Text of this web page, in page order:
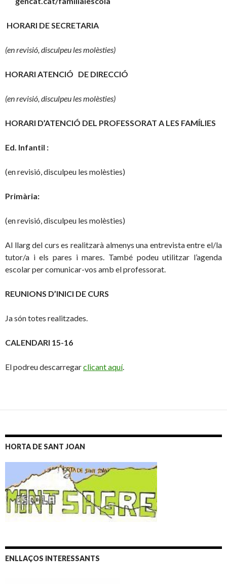
HORARI DE SECRETARIA
(en revisió, disculpeu les molèsties)
HORARI ATENCIÓ DE DIRECCIÓ
(en revisió, disculpeu les molèsties)
HORARI D’ATENCIÓ DEL PROFESSORAT A LES FAMÍLIES
Ed. Infantil :
(en revisió, disculpeu les molèsties)
Primària:
(en revisió, disculpeu les molèsties)
Al llarg del curs es realitzarà almenys una entrevista entre el/la
tutor/a i els pares i mares. També podeu utilitzar l’agenda
escolar per comunicar-vos amb el professorat.
REUNIONS D’INICI DE CURS
Ja són totes realitzades.
CALENDARI 15-16
El podreu descarregarclicant aquí.
HORTA DE SANT JOAN
ENLLAÇOS INTERESSANTS